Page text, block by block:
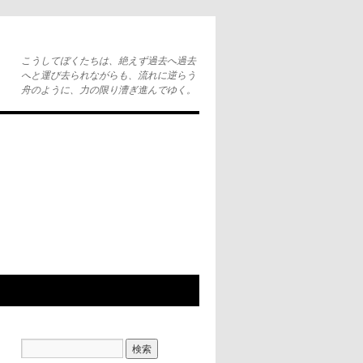
こうしてぼくたちは、絶えず過去へ過去
へと運び去られながらも、流れに逆らう
舟のように、力の限り漕ぎ進んでゆく。